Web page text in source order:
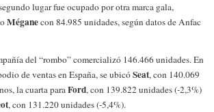
lugar fue ocupado por otra marca gala,
Méganecon 84.985 unidades, según datos de Anfac
del “rombo” comercializó 146.466 unidades.En
de ventas en España, se ubicóSeat, con 140.069
la cuarta paraFord, con 139.822 unidades (-2,3%)
, con 131.220 unidades (-5,4%).